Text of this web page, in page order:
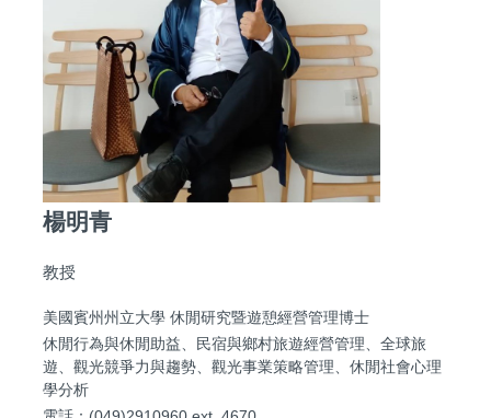
楊明青
教授
美國賓州州立大學 休閒研究暨遊憩經營管理博士
休閒行為與休閒助益、民宿與鄉村旅遊經營管理、全球旅
遊、觀光競爭力與趨勢、觀光事業策略管理、休閒社會心理
學分析